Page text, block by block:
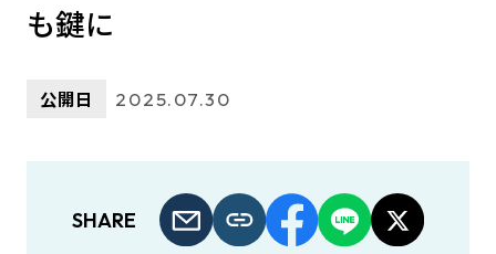
も鍵に
公開日 2025.07.30
SHARE